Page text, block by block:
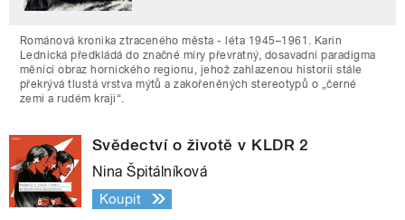
Románová kronika ztraceného města - léta 1945–1961. Karin
Lednická předkládá do značné míry převratný, dosavadní paradigma
měnící obraz hornického regionu, jehož zahlazenou historii stále
překrývá tlustá vrstva mýtů a zakořeněných stereotypů o „černé
zemi a rudém kraji“.
Svědectví o životě v KLDR 2
Nina Špitálníková
Koupit